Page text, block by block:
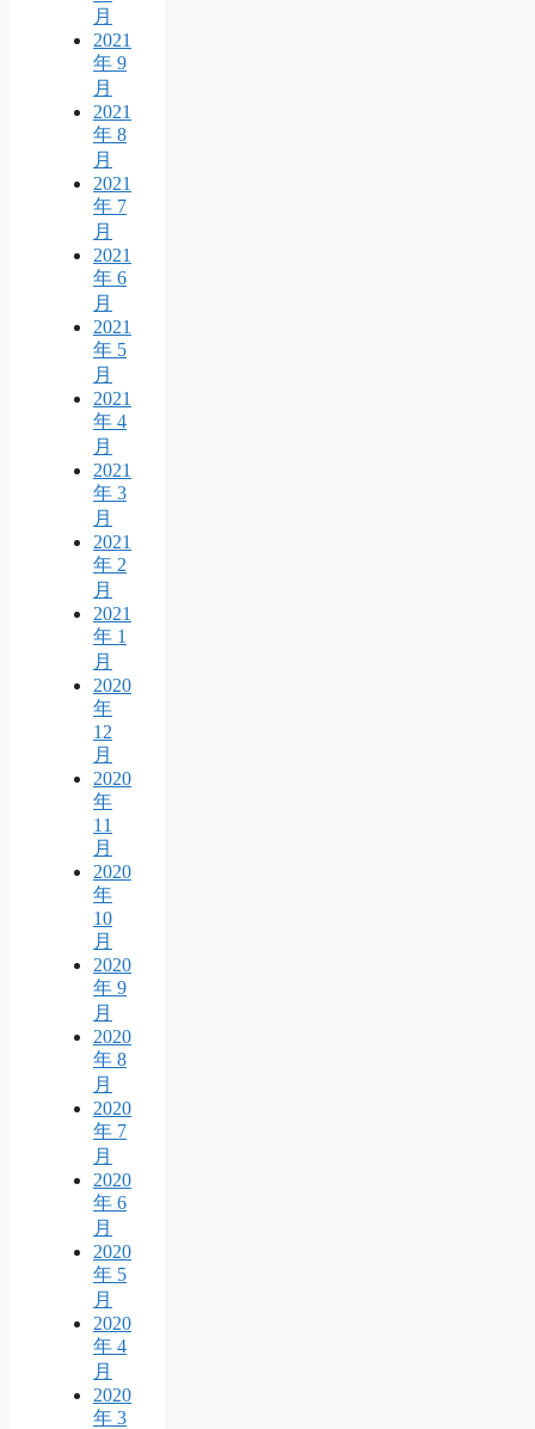
月
2021
年 9
月
2021
年 8
月
2021
年 7
月
2021
年 6
月
2021
年 5
月
2021
年 4
月
2021
年 3
月
2021
年 2
月
2021
年 1
月
2020
年
12
月
2020
年
11
月
2020
年
10
月
2020
年 9
月
2020
年 8
月
2020
年 7
月
2020
年 6
月
2020
年 5
月
2020
年 4
月
2020
年 3